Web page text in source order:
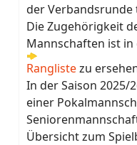
der Verbandsrunde
Die Zugehörigkeit
Mannschaften ist in
Ranglistezu
In der Saison 2025/
einer
Übersicht zum